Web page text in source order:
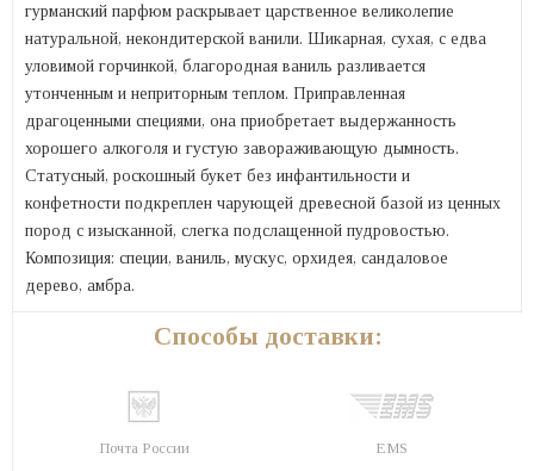
гурманский парфюм раскрывает царственное великолепие
натуральной, некондитерской ванили. Шикарная, сухая, с едва
уловимой горчинкой, благородная ваниль разливается
утонченным и неприторным теплом. Приправленная
драгоценными специями, она приобретает выдержанность
хорошего алкоголя и густую завораживающую дымность.
Статусный, роскошный букет без инфантильности и
конфетности подкреплен чарующей древесной базой из ценных
пород с изысканной, слегка подслащенной пудровостью.
Композиция: специи, ваниль, мускус, орхидея, сандаловое
дерево, амбра.
Способы доставки:
Почта России EMS